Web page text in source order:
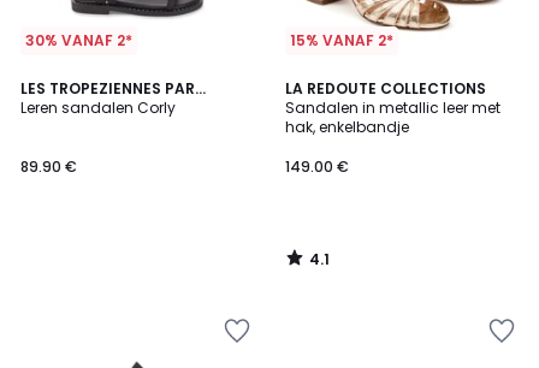
30% VANAF 2*
LES TROPEZIENNES PAR
M.BELARBI
Leren sandalen Corly
89.90 €
15% VANAF 2*
LA REDOUTE COLLECTIONS
Sandalen in metallic leer met
hak, enkelbandje
149.00 €
4.1
/ 5
4.1
/